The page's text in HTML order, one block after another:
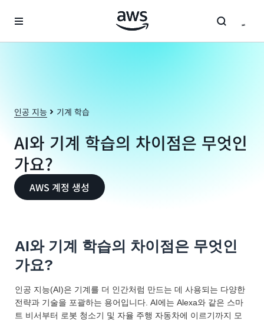
인공 지능 기계 학습
AI와 기계 학습의 차이점은 무엇인
가요?
AWS 계정 생성
AI와 기계 학습의 차이점은 무엇인
가요?
인공 지능(AI)은 기계를 더 인간처럼 만드는 데 사용되는 다양한
전략과 기술을 포괄하는 용어입니다. AI에는 Alexa와 같은 스마
트 비서부터 로봇 청소기 및 자율 주행 자동차에 이르기까지 모